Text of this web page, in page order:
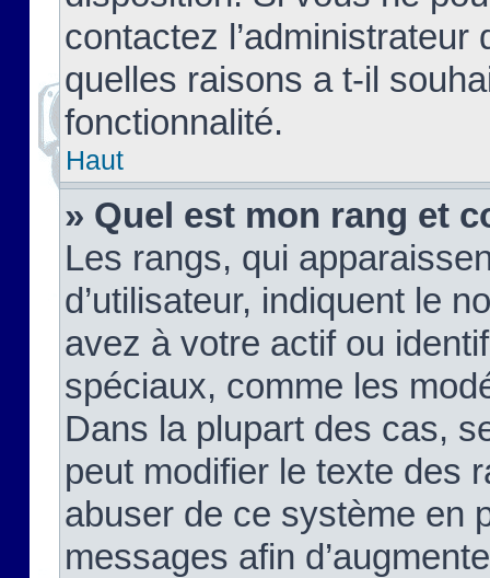
contactez
quelles raisons a t-il
fonctionnalité.
Haut
» Quel est mon rang et
Les rangs, qui
d’utilisateur, indiquent le
avez à votre actif ou
spéciaux, comme les
Dans la plupart des cas,
peut modifier le texte des
abuser de ce système en
messages afin